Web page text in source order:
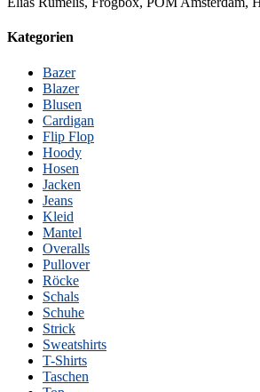
Kategorien
Bazer
Blazer
Blusen
Cardigan
Flip Flop
Hoody
Hosen
Jacken
Jeans
Kleid
Mantel
Overalls
Pullover
Röcke
Schals
Schuhe
Strick
Sweatshirts
T-Shirts
Taschen